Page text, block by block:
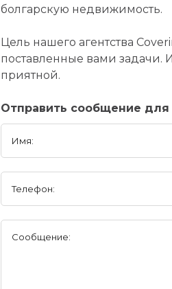
болгарскую недвижимость.
Цель нашего агентства
поставленные вами задачи.
приятной.
Отправить сообщение
Имя:
Телефон:
Сообщение: